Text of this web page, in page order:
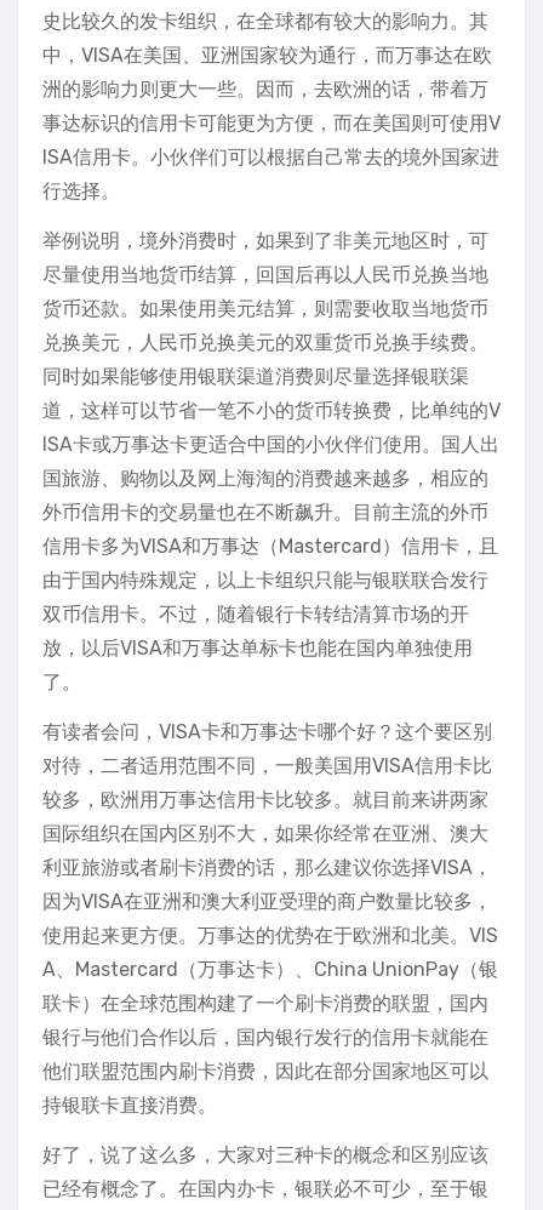
史比较久的发卡组织，在全球都有较大的影响力。其
中，VISA在美国、亚洲国家较为通行，而万事达在欧
洲的影响力则更大一些。因而，去欧洲的话，带着万
事达标识的信用卡可能更为方便，而在美国则可使用V
ISA信用卡。小伙伴们可以根据自己常去的境外国家进
行选择。
举例说明，境外消费时，如果到了非美元地区时，可
尽量使用当地货币结算，回国后再以人民币兑换当地
货币还款。如果使用美元结算，则需要收取当地货币
兑换美元，人民币兑换美元的双重货币兑换手续费。
同时如果能够使用银联渠道消费则尽量选择银联渠
道，这样可以节省一笔不小的货币转换费，比单纯的V
ISA卡或万事达卡更适合中国的小伙伴们使用。国人出
国旅游、购物以及网上海淘的消费越来越多，相应的
外币信用卡的交易量也在不断飙升。目前主流的外币
信用卡多为VISA和万事达（Mastercard）信用卡，且
由于国内特殊规定，以上卡组织只能与银联联合发行
双币信用卡。不过，随着银行卡转结清算市场的开
放，以后VISA和万事达单标卡也能在国内单独使用
了。
有读者会问，VISA卡和万事达卡哪个好？这个要区别
对待，二者适用范围不同，一般美国用VISA信用卡比
较多，欧洲用万事达信用卡比较多。就目前来讲两家
国际组织在国内区别不大，如果你经常在亚洲、澳大
利亚旅游或者刷卡消费的话，那么建议你选择VISA，
因为VISA在亚洲和澳大利亚受理的商户数量比较多，
使用起来更方便。万事达的优势在于欧洲和北美。VIS
A、Mastercard（万事达卡）、China UnionPay（银
联卡）在全球范围构建了一个刷卡消费的联盟，国内
银行与他们合作以后，国内银行发行的信用卡就能在
他们联盟范围内刷卡消费，因此在部分国家地区可以
持银联卡直接消费。
好了，说了这么多，大家对三种卡的概念和区别应该
已经有概念了。在国内办卡，银联必不可少，至于银